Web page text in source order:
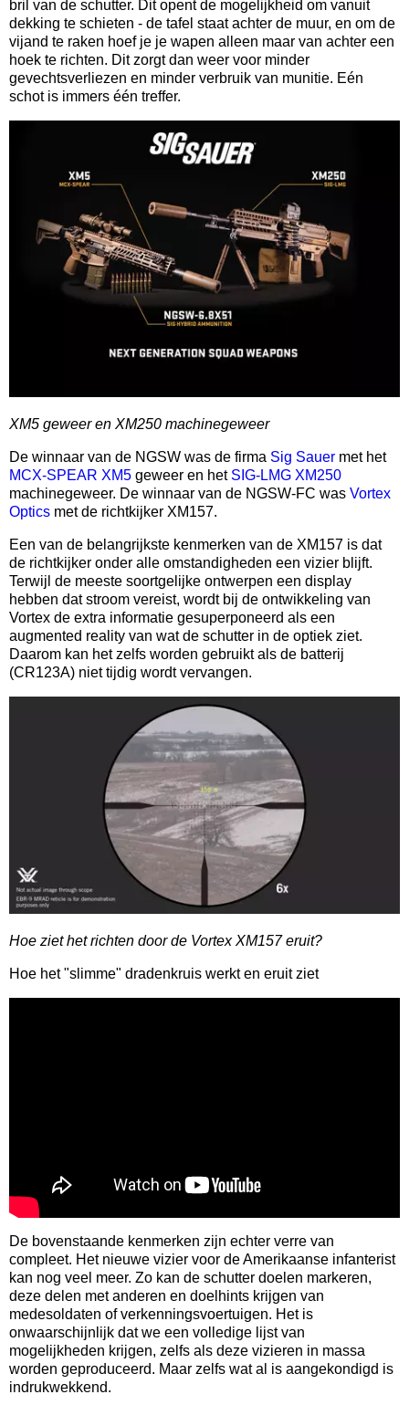
bril van de schutter. Dit opent de mogelijkheid om vanuit
dekking te schieten - de tafel staat achter de muur, en om de
vijand te raken hoef je je wapen alleen maar van achter een
hoek te richten. Dit zorgt dan weer voor minder
gevechtsverliezen en minder verbruik van munitie. Eén
schot is immers één treffer.
XM5 geweer en XM250 machinegeweer
De winnaar van de NGSW was de firma Sig Sauer met het
MCX-SPEAR XM5 geweer en het SIG-LMG XM250
machinegeweer. De winnaar van de NGSW-FC was Vortex
Optics met de richtkijker XM157.
Een van de belangrijkste kenmerken van de XM157 is dat
de richtkijker onder alle omstandigheden een vizier blijft.
Terwijl de meeste soortgelijke ontwerpen een display
hebben dat stroom vereist, wordt bij de ontwikkeling van
Vortex de extra informatie gesuperponeerd als een
augmented reality van wat de schutter in de optiek ziet.
Daarom kan het zelfs worden gebruikt als de batterij
(CR123A) niet tijdig wordt vervangen.
Hoe ziet het richten door de Vortex XM157 eruit?
Hoe het "slimme" dradenkruis werkt en eruit ziet
De bovenstaande kenmerken zijn echter verre van
compleet. Het nieuwe vizier voor de Amerikaanse infanterist
kan nog veel meer. Zo kan de schutter doelen markeren,
deze delen met anderen en doelhints krijgen van
medesoldaten of verkenningsvoertuigen. Het is
onwaarschijnlijk dat we een volledige lijst van
mogelijkheden krijgen, zelfs als deze vizieren in massa
worden geproduceerd. Maar zelfs wat al is aangekondigd is
indrukwekkend.